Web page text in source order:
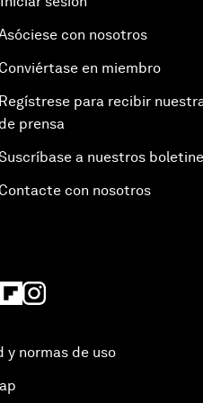
con nosotros
Conviértase en miembro
Regístrese para recibir
de prensa
a nuestros
Contacte con nosotros
y normas de uso